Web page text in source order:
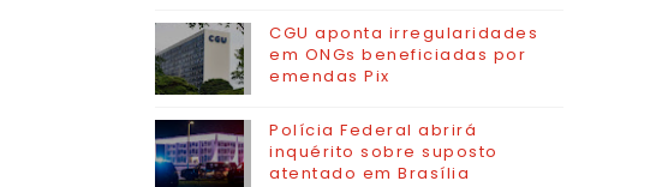
CGU aponta irregularidades
em ONGs beneficiadas por
emendas Pix
Polícia Federal abrirá
inquérito sobre suposto
atentado em Brasília